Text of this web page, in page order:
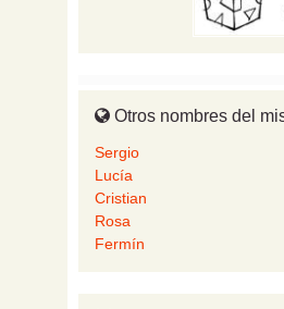
Otros nombres del
Sergio
Lucía
Cristian
Rosa
Fermín